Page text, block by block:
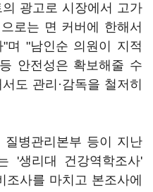
광고로 시장에서 고가
로는 면 커버에 한해서
며 "남인순 의원이 지적
안전성은 확보해줄 수
도 관리·감독을 철저히
병관리본부 등이 지난
'생리대 건강역학조사'
사를 마치고 본조사에